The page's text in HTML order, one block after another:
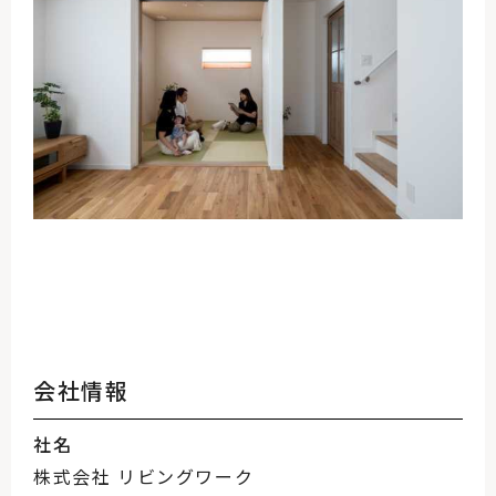
会社情報
社名
株式会社 リビングワーク